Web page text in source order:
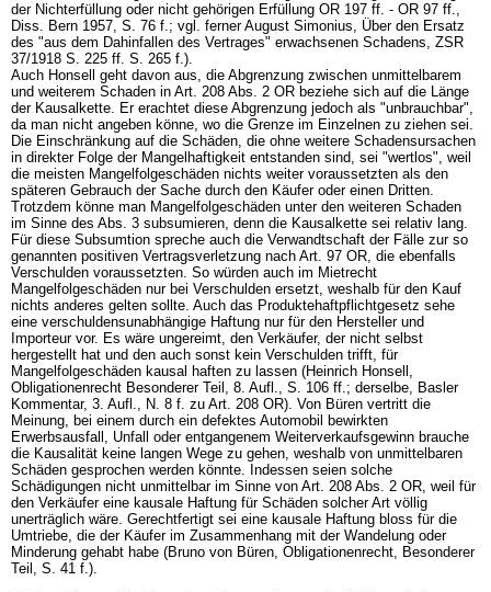
der Nichterfüllung oder nicht gehörigen Erfüllung OR 197 ff. - OR 97 ff.,
Diss. Bern 1957, S. 76 f.; vgl. ferner August Simonius, Über den Ersatz
des "aus dem Dahinfallen des Vertrages" erwachsenen Schadens, ZSR
37/1918 S. 225 ff. S. 265 f.).
Auch Honsell geht davon aus, die Abgrenzung zwischen unmittelbarem
und weiterem Schaden in Art. 208 Abs. 2 OR beziehe sich auf die Länge
der Kausalkette. Er erachtet diese Abgrenzung jedoch als "unbrauchbar",
da man nicht angeben könne, wo die Grenze im Einzelnen zu ziehen sei.
Die Einschränkung auf die Schäden, die ohne weitere Schadensursachen
in direkter Folge der Mangelhaftigkeit entstanden sind, sei "wertlos", weil
die meisten Mangelfolgeschäden nichts weiter voraussetzten als den
späteren Gebrauch der Sache durch den Käufer oder einen Dritten.
Trotzdem könne man Mangelfolgeschäden unter den weiteren Schaden
im Sinne des Abs. 3 subsumieren, denn die Kausalkette sei relativ lang.
Für diese Subsumtion spreche auch die Verwandtschaft der Fälle zur so
genannten positiven Vertragsverletzung nach Art. 97 OR, die ebenfalls
Verschulden voraussetzten. So würden auch im Mietrecht
Mangelfolgeschäden nur bei Verschulden ersetzt, weshalb für den Kauf
nichts anderes gelten sollte. Auch das Produktehaftpflichtgesetz sehe
eine verschuldensunabhängige Haftung nur für den Hersteller und
Importeur vor. Es wäre ungereimt, den Verkäufer, der nicht selbst
hergestellt hat und den auch sonst kein Verschulden trifft, für
Mangelfolgeschäden kausal haften zu lassen (Heinrich Honsell,
Obligationenrecht Besonderer Teil, 8. Aufl., S. 106 ff.; derselbe, Basler
Kommentar, 3. Aufl., N. 8 f. zu Art. 208 OR). Von Büren vertritt die
Meinung, bei einem durch ein defektes Automobil bewirkten
Erwerbsausfall, Unfall oder entgangenem Weiterverkaufsgewinn brauche
die Kausalität keine langen Wege zu gehen, weshalb von unmittelbaren
Schäden gesprochen werden könnte. Indessen seien solche
Schädigungen nicht unmittelbar im Sinne von Art. 208 Abs. 2 OR, weil für
den Verkäufer eine kausale Haftung für Schäden solcher Art völlig
unerträglich wäre. Gerechtfertigt sei eine kausale Haftung bloss für die
Umtriebe, die der Käufer im Zusammenhang mit der Wandelung oder
Minderung gehabt habe (Bruno von Büren, Obligationenrecht, Besonderer
Teil, S. 41 f.).